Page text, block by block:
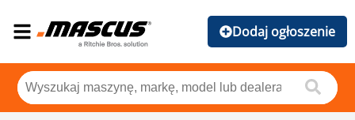
Dodaj ogłoszenie